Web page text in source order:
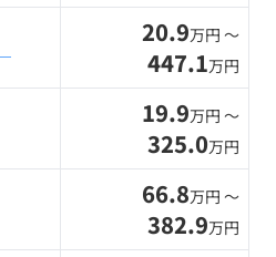
20.9万円 〜
447.1万円
19.9万円 〜
325.0万円
66.8万円 〜
382.9万円